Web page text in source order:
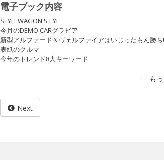
電子ブック内容
STYLEWAGON'S EYE
今月のDEMO CARグラビア
新型アルファード＆ヴェルファイアはいじったもん勝ち!
表紙のクルマ
今年のトレンド8大キーワード
Next